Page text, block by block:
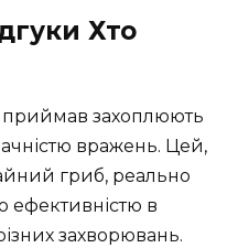
Хто
приймав захоплюють
вражень. Цей,
гриб, реально
ефективністю в
захворювань.